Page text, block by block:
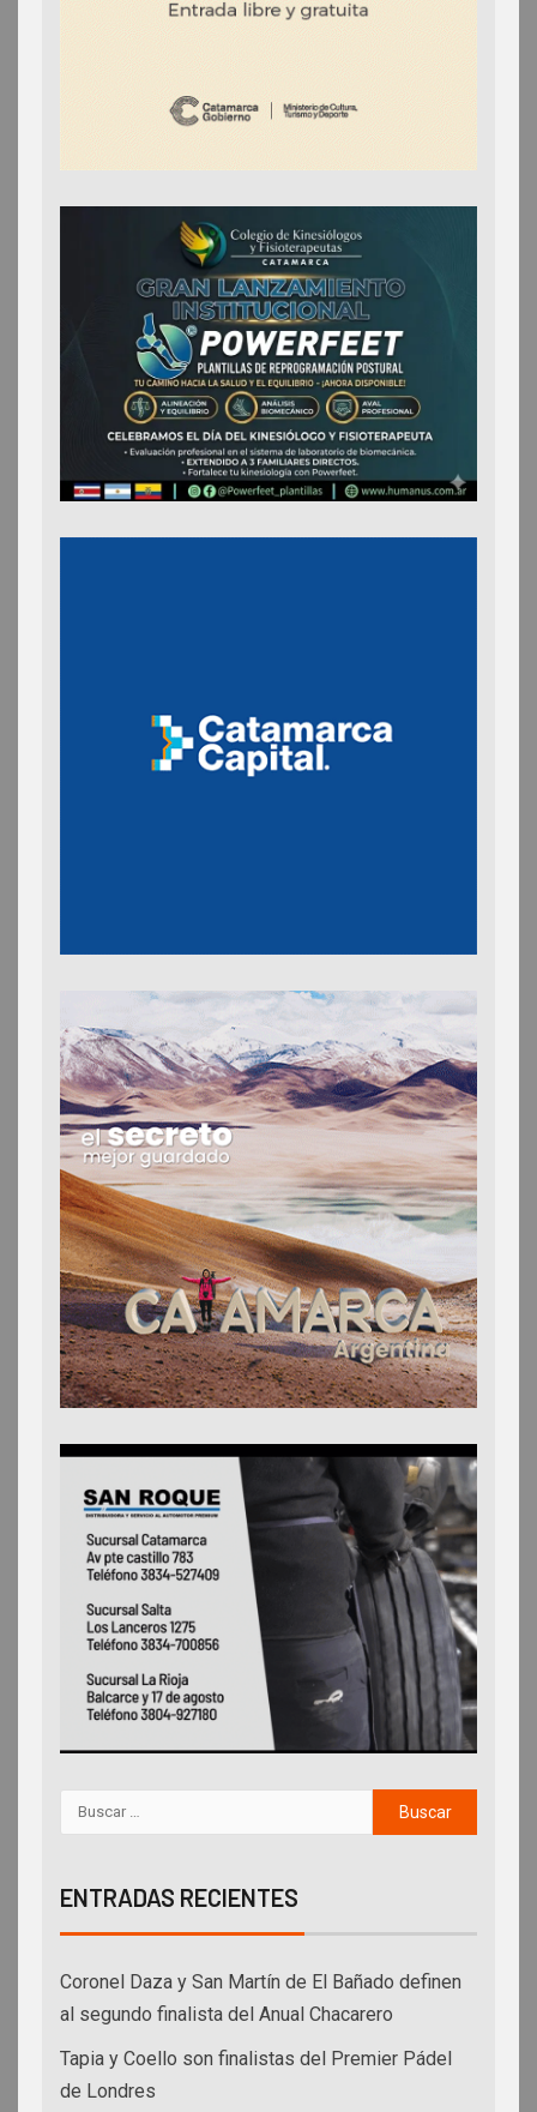
ENTRADAS RECIENTES
Coronel Daza y San Martín de El Bañado definen
al segundo finalista del Anual Chacarero
Tapia y Coello son finalistas del Premier Pádel
de Londres